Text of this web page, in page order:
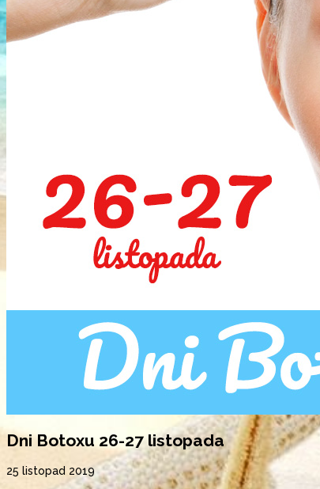
Dni Botoxu 26-27 listopada
25 listopad 2019